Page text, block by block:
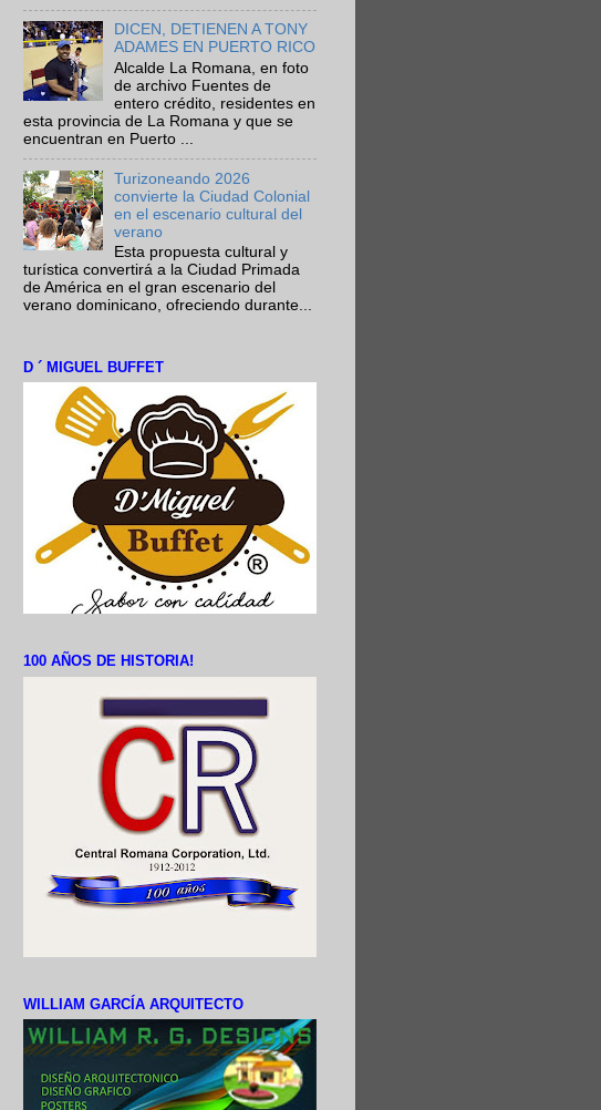
DICEN, DETIENEN A TONY
ADAMES EN PUERTO RICO
Alcalde La Romana, en foto
de archivo Fuentes de
entero crédito, residentes en
esta provincia de La Romana y que se
encuentran en Puerto ...
Turizoneando 2026
convierte la Ciudad Colonial
en el escenario cultural del
verano
Esta propuesta cultural y
turística convertirá a la Ciudad Primada
de América en el gran escenario del
verano dominicano, ofreciendo durante...
D ´ MIGUEL BUFFET
100 AÑOS DE HISTORIA!
WILLIAM GARCÍA ARQUITECTO